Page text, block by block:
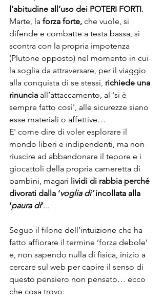
l’abitudine all’uso dei POTERI FORTI.
Marte, la forza forte, che vuole, si
difende e combatte a testa bassa, si
scontra con la propria impotenza
(Plutone opposto) nel momento in cui
la soglia da attraversare, per il viaggio
alla conquista di se stessi, richiede una
rinuncia all’attaccamento, al 'si è
sempre fatto così', alle sicurezze siano
esse materiali o affettive…
E' come dire di voler esplorare il
mondo liberi e indipendenti, ma non
riuscire ad abbandonare il tepore e i
giocattoli della propria cameretta di
bambini, magari lividi di rabbia perché
divorati dalla ‘voglia di’ incollata alla
‘paura di’...
Seguo il filone dell’intuizione che ha
fatto affiorare il termine ‘forza debole’
e, non sapendo nulla di fisica, inizio a
cercare sul web per capire il senso di
questo pensiero non pensato… ecco
che cosa trovo: